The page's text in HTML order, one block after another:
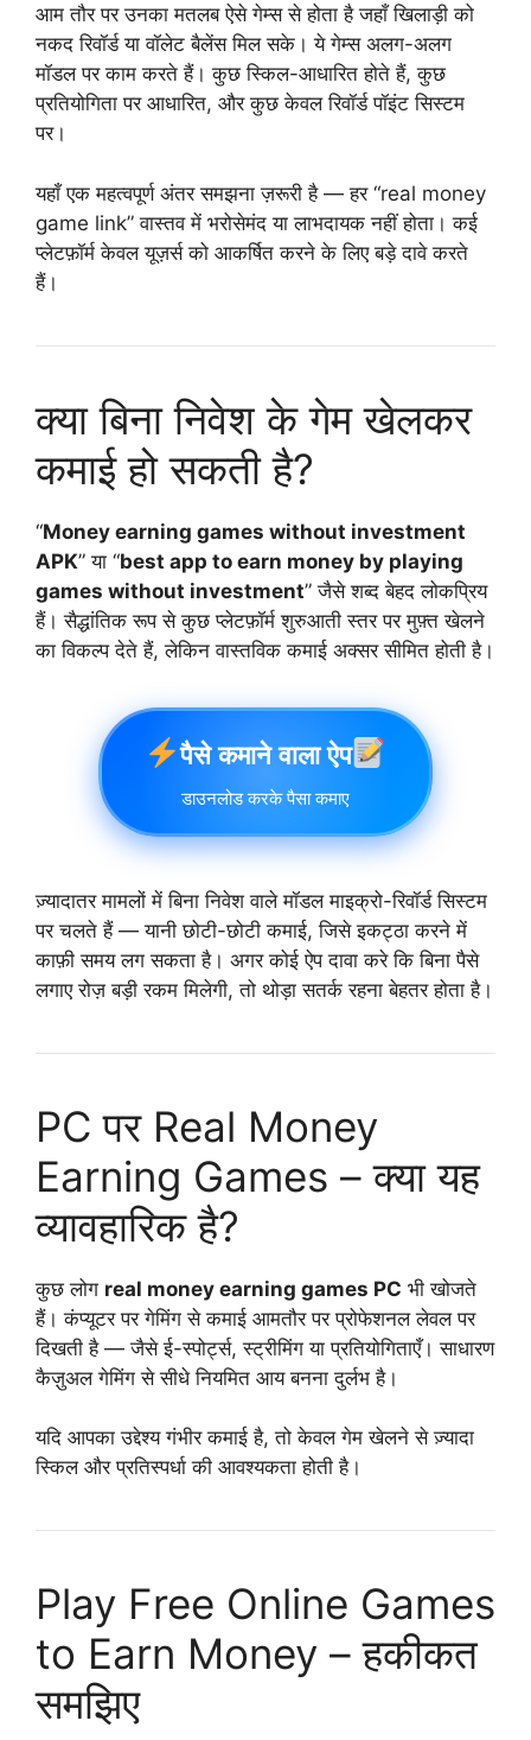
आम तौर पर उनका मतलब ऐसे गेम्स से होता है जहाँ खिलाड़ी को
नकद रिवॉर्ड या वॉलेट बैलेंस मिल सके। ये गेम्स अलग-अलग
मॉडल पर काम करते हैं। कुछ स्किल-आधारित होते हैं, कुछ
प्रतियोगिता पर आधारित, और कुछ केवल रिवॉर्ड पॉइंट सिस्टम
पर।
यहाँ एक महत्वपूर्ण अंतर समझना ज़रूरी है — हर “real money
game link” वास्तव में भरोसेमंद या लाभदायक नहीं होता। कई
प्लेटफ़ॉर्म केवल यूज़र्स को आकर्षित करने के लिए बड़े दावे करते
हैं।
क्या बिना निवेश के गेम खेलकर
कमाई हो सकती है?
“Money earning games without investment
APK” या “best app to earn money by playing
games without investment” जैसे शब्द बेहद लोकप्रिय
हैं। सैद्धांतिक रूप से कुछ प्लेटफ़ॉर्म शुरुआती स्तर पर मुफ़्त खेलने
का विकल्प देते हैं, लेकिन वास्तविक कमाई अक्सर सीमित होती है।
पैसे कमाने वाला ऐप
डाउनलोड करके पैसा कमाए
ज़्यादातर मामलों में बिना निवेश वाले मॉडल माइक्रो-रिवॉर्ड सिस्टम
पर चलते हैं — यानी छोटी-छोटी कमाई, जिसे इकट्ठा करने में
काफ़ी समय लग सकता है। अगर कोई ऐप दावा करे कि बिना पैसे
लगाए रोज़ बड़ी रकम मिलेगी, तो थोड़ा सतर्क रहना बेहतर होता है।
PC पर Real Money
Earning Games – क्या यह
व्यावहारिक है?
कुछ लोग real money earning games PC भी खोजते
हैं। कंप्यूटर पर गेमिंग से कमाई आमतौर पर प्रोफेशनल लेवल पर
दिखती है — जैसे ई-स्पोर्ट्स, स्ट्रीमिंग या प्रतियोगिताएँ। साधारण
कैज़ुअल गेमिंग से सीधे नियमित आय बनना दुर्लभ है।
यदि आपका उद्देश्य गंभीर कमाई है, तो केवल गेम खेलने से ज़्यादा
स्किल और प्रतिस्पर्धा की आवश्यकता होती है।
Play Free Online Games
to Earn Money – हकीकत
समझिए